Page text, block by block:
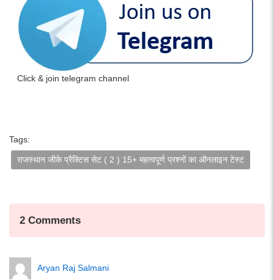
Click & join telegram channel
Tags:
राजस्थान जीके प्रैक्टिस सेट ( 2 ) 15+ महत्वपूर्ण प्रश्नों का ऑनलाइन टेस्ट
2 Comments
Aryan Raj Salmani